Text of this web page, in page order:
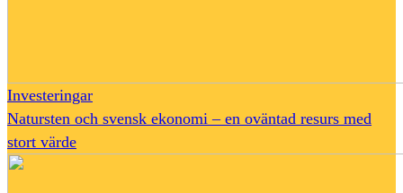
Investeringar
Natursten och svensk ekonomi – en oväntad resurs med
stort värde